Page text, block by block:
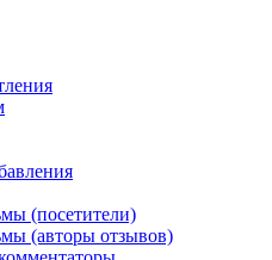
(посетители)
(авторы отзывов)